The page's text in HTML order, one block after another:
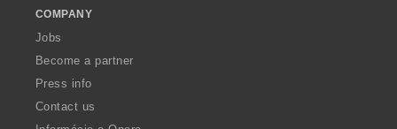
COMPANY
Jobs
Become a partner
Press info
Contact us